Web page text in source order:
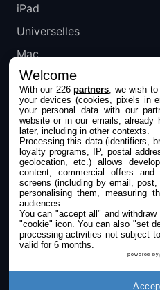
iPad
Universelles
Mac
Apple TV
IPHONEADDICT
Actualité Apple
Archives keynotes
Contact
À propos
KultureGeek
Welcome
With our 226partners , we wish
your devices (cookies, pixels in
your personal data with our
website or in our emails,
later, including in other contexts.
Processing this data (identifiers,
loyalty programs, IP, postal
geolocation, etc.) allows
content, commercial offers
screens (including by email,
personalising them, measuring
audiences.
You can "accept all" and
"cookie" icon. You can also "set
processing activities not subject
valid for 6 months.
powered by